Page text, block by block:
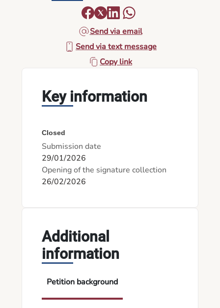
Send via email
Send via text message
Copy link
Key information
Closed
Submission date
29/01/2026
Opening of the signature collection
26/02/2026
Additional
information
Petition background